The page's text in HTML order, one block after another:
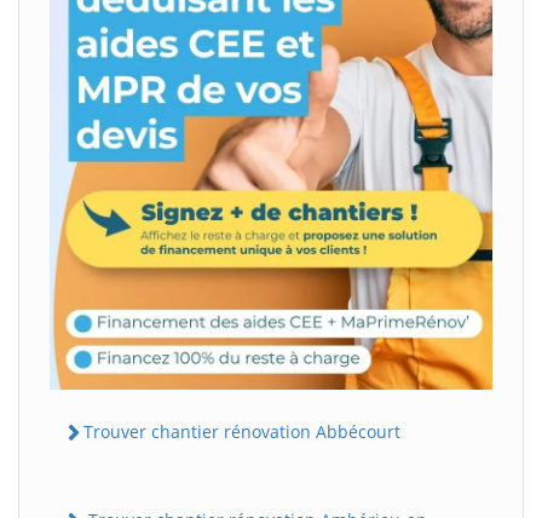
Trouver chantier rénovation Abbécourt